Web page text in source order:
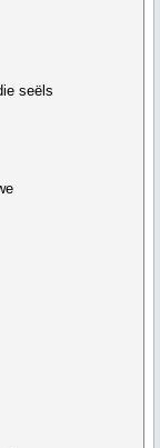
seëls